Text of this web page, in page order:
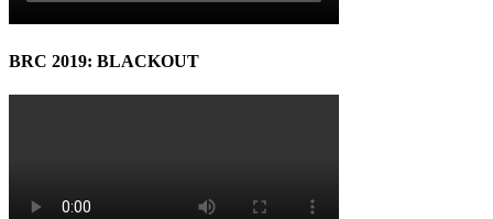
BRC 2019: BLACKOUT